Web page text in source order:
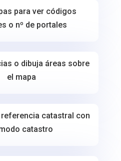
para ver códigos
o nº de portales
o dibuja áreas sobre
el mapa
referencia catastral con
catastro